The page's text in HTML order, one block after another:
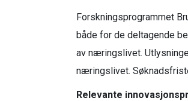
Forskningsprogrammet
både for de deltagende
av næringslivet.
næringslivet.
Relevante